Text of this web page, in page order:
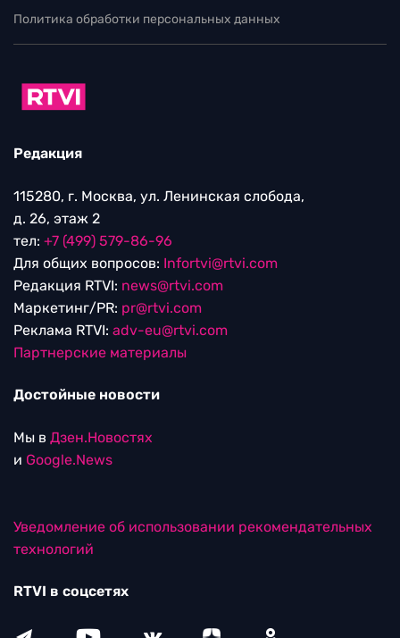
Политика обработки персональных данных
Редакция
115280, г. Москва, ул. Ленинская слобода,
д. 26, этаж 2
тел: +7 (499) 579-86-96
Для общих вопросов: Infortvi@rtvi.com
Редакция RTVI: news@rtvi.com
Маркетинг/PR: pr@rtvi.com
Реклама RTVI: adv-eu@rtvi.com
Партнерские материалы
Достойные новости
Мы в Дзен.Новостях
и Google.News
Уведомление об использовании рекомендательных
технологий
RTVI в соцсетях